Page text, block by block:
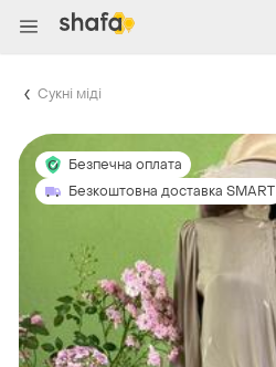
Сукні міді
Безпечна оплата
Безкоштовна доставка SMART